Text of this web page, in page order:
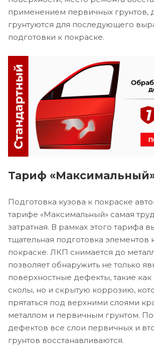
применением первичных грунтов,
грунтуются для последующего
подготовки к покраске.
Тариф
Подготовка кузова к покраске
тарифе «Максимальный» самая
затратная. В рамках этого тарифа
тщательная подготовка элементов
покраске. ЛКП снимается до
позволяет обнаружить не только
поверхностные дефекты, такие
сколы, но и скрытую коррозию,
прятаться под верхними слоями
металлом и первичным грунтом.
дефектов все слои первичных и
грунтов восстанавливаются.